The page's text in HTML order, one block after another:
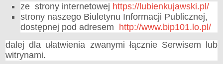
Wybory Parlamentarne 2015
Wybory Samorządowe 2014
Wybory Prezydenta RP 2015
Wybory Ławników 2015
Referendum Ogólnokrajowe 2015
ze strony internetowej https://lubienkujawski.pl/
strony naszego Biuletynu Informacji Publicznej,
dostępnej pod adresem http://www.bip101.lo.pl/
dalej dla ułatwienia zwanymi łącznie Serwisem lub
witrynami.